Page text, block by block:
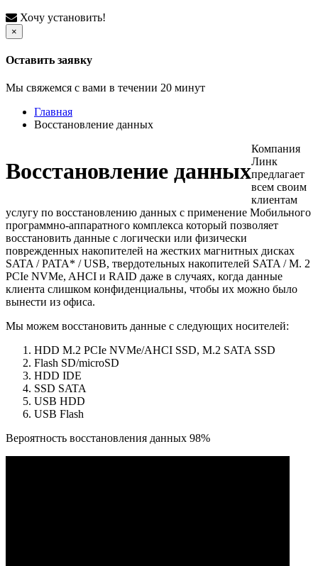
Хочу установить!
×
Оставить заявку
Мы свяжемся с вами в течении 20 минут
Главная
Восстановление данных
Восстановление данных
Компания
Линк
предлагает
всем своим
клиентам
услугу по восстановлению данных с применение Мобильного
программно-аппаратного комплекса который позволяет
восстановить данные с логически или физически
поврежденных накопителей на жестких магнитных дисках
SATA / PATA* / USB, твердотельных накопителей SATA / M. 2
PCIe NVMe, AHCI и RAID даже в случаях, когда данные
клиента слишком конфиденциальны, чтобы их можно было
вынести из офиса.
Мы можем восстановить данные с следующих носителей:
HDD M.2 PCIe NVMe/AHCI SSD, M.2 SATA SSD
Flash SD/microSD
HDD IDE
SSD SATA
USB HDD
USB Flash
Вероятность восстановления данных 98%